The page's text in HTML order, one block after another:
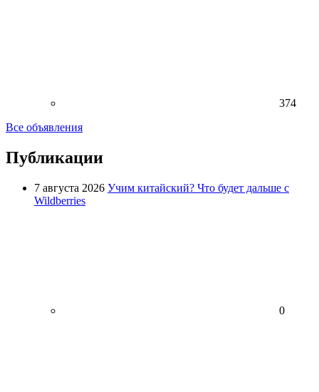
374
Все объявления
Публикации
7 августа 2026 Учим китайский? Что будет дальше с
Wildberries
0